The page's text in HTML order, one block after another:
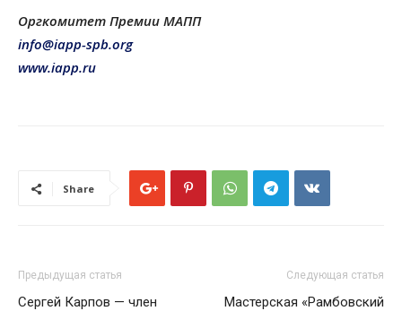
Оргкомитет Премии МАПП
info@iapp-spb.org
www.iapp.ru
Share
Предыдущая статья
Сергей Карпов — член
Следующая статья
Мастерская «Рамбовский